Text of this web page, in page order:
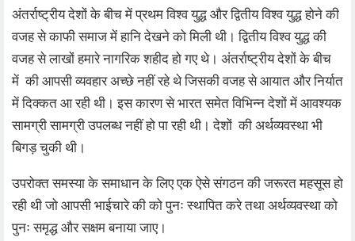
अंतर्राष्ट्रीय देशों के बीच में प्रथम विश्व युद्ध और द्वितीय विश्व युद्ध होने की
वजह से काफी समाज में हानि देखने को मिली थी। द्वितीय विश्व युद्ध की
वजह से लाखों हमारे नागरिक शहीद हो गए थे। अंतर्राष्ट्रीय देशों के बीच
में की आपसी व्यवहार अच्छे नहीं रहे थे जिसकी वजह से आयात और निर्यात
में दिक्कत आ रही थी। इस कारण से भारत समेत विभिन्न देशों में आवश्यक
सामग्री सामग्री उपलब्ध नहीं हो पा रही थी। देशों की अर्थव्यवस्था भी
बिगड़ चुकी थी।
उपरोक्त समस्या के समाधान के लिए एक ऐसे संगठन की जरूरत महसूस हो
रही थी जो आपसी भाईचारे की को पुनः स्थापित करे तथा अर्थव्यवस्था को
पुनः समृद्ध और सक्षम बनाया जाए।